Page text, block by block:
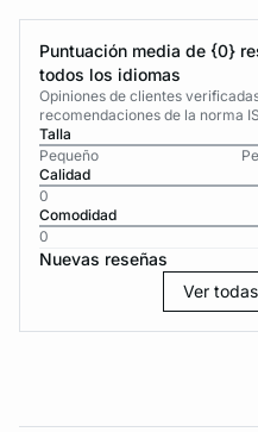
Puntuación media de {0}
todos los idiomas
Opiniones de clientes
recomendaciones de la norma
Talla
Pequeño
Calidad
0
Comodidad
0
Nuevas reseñas
Ver